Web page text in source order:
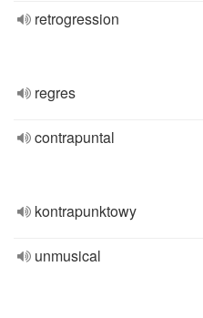
retrogression
regres
contrapuntal
kontrapunktowy
unmusical